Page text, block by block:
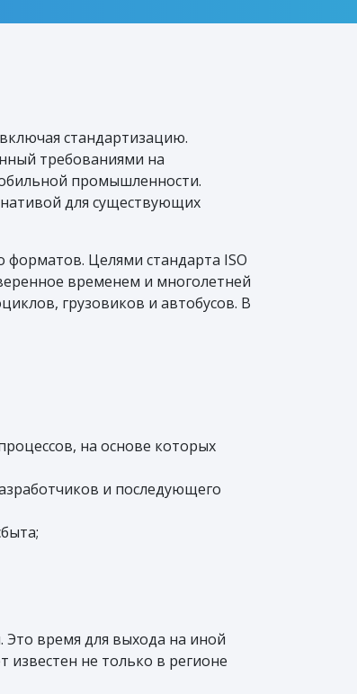
стандартизацию.
требованиями на
промышленности.
для существующих
форматов. Целями стандарта ISO
временем и многолетней
грузовиков и автобусов. В
на основе которых
и последующего
Это время для выхода на иной
известен не только в регионе